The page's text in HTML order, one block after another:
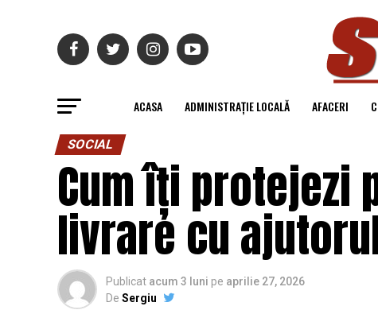
ACASA ADMINISTRAȚIE LOCALĂ AFACERI
SOCIAL
Cum îți protejezi
livrare cu
Publicat acum 3 luni pe aprilie 27, 2026
De Sergiu